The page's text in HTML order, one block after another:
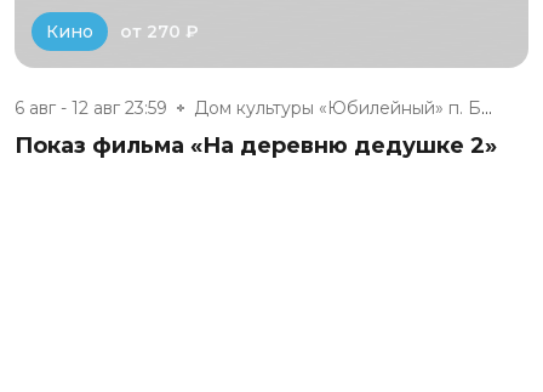
Кино от 270 ₽
6 авг - 12 авг 23:59 Дом культуры «Юбилейный» п. Бе...
Показ фильма «На деревню дедушке 2»